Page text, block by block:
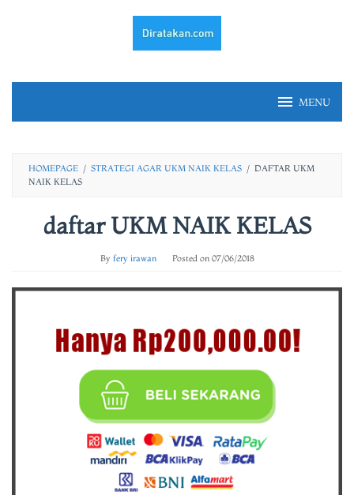
MENU
HOMEPAGE / STRATEGI AGAR UKM NAIK KELAS / DAFTAR UKM
NAIK KELAS
daftar UKM NAIK KELAS
By fery irawan Posted on 07/06/2018